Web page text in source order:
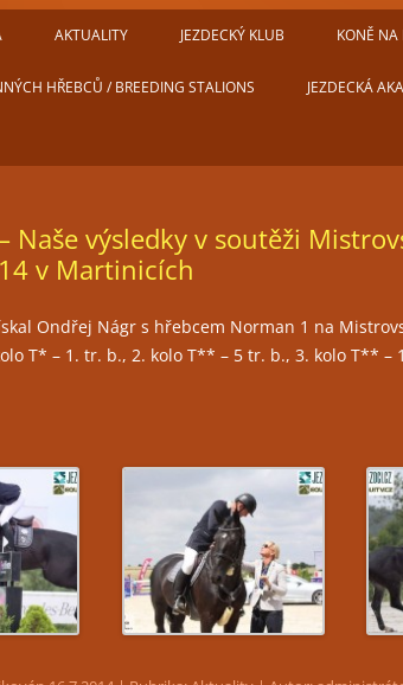
AKTUALITY JEZDECKÝ KLUB
AREÁL JEZDECKÉHO KLUBU
ČLENSTVÍ
KONĚ NA
HŘEBCŮ / BREEDING STALIONS JEZDECKÁ
Naše výsledky v soutěži
v Martinicích
Ondřej Nágr s hřebcem Norman 1 na
T* – 1. tr. b., 2. kolo T** – 5 tr. b., 3. kolo T** –